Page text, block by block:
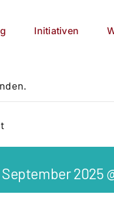
Initiativen
September 2025